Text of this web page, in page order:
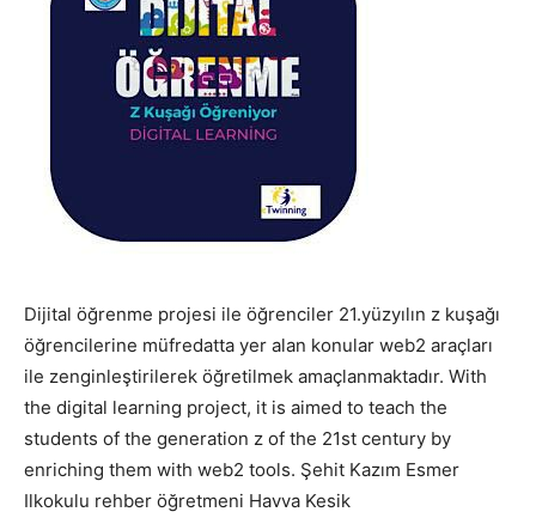
Dijital öğrenme projesi ile öğrenciler 21.yüzyılın z kuşağı
öğrencilerine müfredatta yer alan konular web2 araçları
ile zenginleştirilerek öğretilmek amaçlanmaktadır. With
the digital learning project, it is aimed to teach the
students of the generation z of the 21st century by
enriching them with web2 tools. Şehit Kazım Esmer
Ilkokulu rehber öğretmeni Havva Kesik